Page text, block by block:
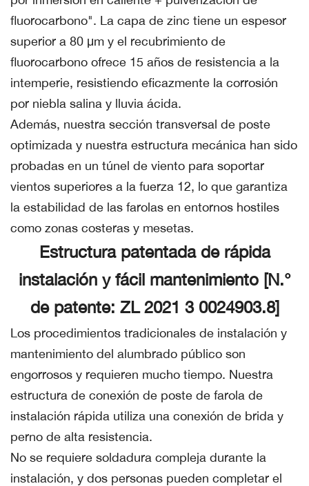
fluorocarbono". La capa de zinc tiene un espesor
superior a 80 μm y el recubrimiento de
fluorocarbono ofrece 15 años de resistencia a la
intemperie, resistiendo eficazmente la corrosión
por niebla salina y lluvia ácida.
Además, nuestra sección transversal de poste
optimizada y nuestra estructura mecánica han sido
probadas en un túnel de viento para soportar
vientos superiores a la fuerza 12, lo que garantiza
la estabilidad de las farolas en entornos hostiles
como zonas costeras y mesetas.
Estructura patentada de rápida
instalación y fácil mantenimiento [N.°
de patente: ZL 2021 3 0024903.8]
Los procedimientos tradicionales de instalación y
mantenimiento del alumbrado público son
engorrosos y requieren mucho tiempo. Nuestra
estructura de conexión de poste de farola de
instalación rápida utiliza una conexión de brida y
perno de alta resistencia.
No se requiere soldadura compleja durante la
instalación, y dos personas pueden completar el